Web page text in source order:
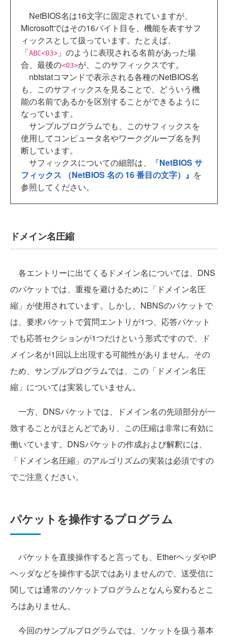
NetBIOS名は16文字に固定されていますが、
Microsoftではその16バイト目を、機能を表すサフ
ィックスとして扱っています。たとえば、
「ABC<03> 」のように表現される名前があった場
合、最後の<03>が、このサフィックスです。
nbtstatコマンドで表示される各種のNetBIOS名
も、このサフィックスを見ることで、どういう機
能の名前であるかを区別することができるように
なっています。
サンプルプログラムでも、このサフィックスを
使用してコンピュータ名やワークグループ名を判
断しています。
サフィックスについての細部は、『NetBIOS サ
フィックス （NetBIOS 名の 16 番目の文字）』 を
参照してください。
ドメイン名圧縮
各エントリーに出てくるドメイン名については、DNS
のパケットでは、重複を避けるために「ドメイン名圧
縮」が使用されています。しかし、NBNSのパケットで
は、要求パケットで質問エントリが1つ、応答パケット
でも応答セクションが1つだけという形式ですので、ド
メイン名が1回以上出現する可能性がありません。その
ため、サンプルプログラムでは、この「ドメイン名圧
縮」については実装していません。
一方、DNSパケットでは、ドメイン名の先頭部分が一
致することがほとんどであり、この圧縮は非常に有効に
働いています。DNSパケットの作成および解釈には、
「ドメイン名圧縮」のアルゴリズムの実装は必須ですの
でご注意ください。
パケットを操作するプログラム
パケットを直接操作すると言っても、EtherヘッダやIP
ヘッダなどを操作する訳ではありませんので、送受信に
関しては通常のソケットプログラムとなんら変わるとこ
ろはありません。
今回のサンプルプログラムでは、ソケットを扱う基本